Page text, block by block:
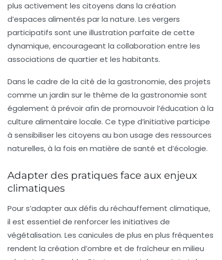
plus activement les citoyens dans la création
d’espaces alimentés par la nature. Les vergers
participatifs sont une illustration parfaite de cette
dynamique, encourageant la collaboration entre les
associations de quartier et les habitants.
Dans le cadre de la cité de la gastronomie, des projets
comme un jardin sur le thème de la gastronomie sont
également à prévoir afin de promouvoir l’éducation à la
culture alimentaire locale. Ce type d’initiative participe
à sensibiliser les citoyens au bon usage des ressources
naturelles, à la fois en matière de santé et d’écologie.
Adapter des pratiques face aux enjeux
climatiques
Pour s’adapter aux défis du réchauffement climatique,
il est essentiel de renforcer les initiatives de
végétalisation. Les canicules de plus en plus fréquentes
rendent la création d’ombre et de fraîcheur en milieu